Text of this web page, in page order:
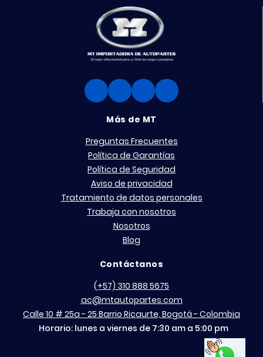
Más de MT
Preguntas Frecuentes
Política de Garantías
Política de Seguridad
Aviso de privacidad
Tratamiento de datos personales
Trabaja con nosotros
Nosotros
Blog
Contáctanos
(+57) 310 888 5675
ac@mtautopartes.com
Calle 10 # 25a - 25 Barrio Ricaurte, Bogotá - Colombia
Horario: lunes a viernes de 7:30 am a 5:00 pm